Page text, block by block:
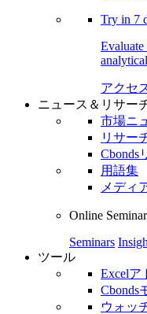
Try in 7
アクセ
ニュース＆リサー
市場ニ
リサー
Cbonds
用語集
メディ
Online
Seminars
ツール
Excelア
Cbonds
ウォッ